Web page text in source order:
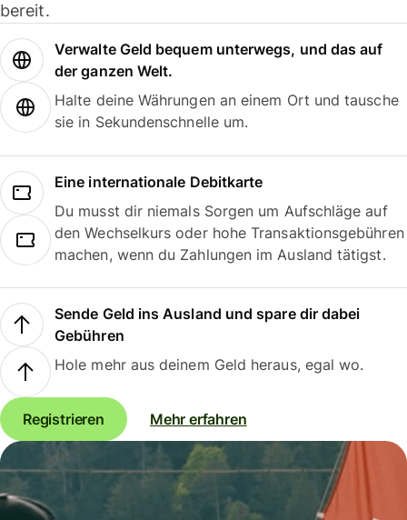
bereit.
Verwalte Geld bequem unterwegs, und das auf
der ganzen Welt.
Halte deine Währungen an einem Ort und tausche
sie in Sekundenschnelle um.
Eine internationale Debitkarte
Du musst dir niemals Sorgen um Aufschläge auf
den Wechselkurs oder hohe Transaktionsgebühren
machen, wenn du Zahlungen im Ausland tätigst.
Sende Geld ins Ausland und spare dir dabei
Gebühren
Hole mehr aus deinem Geld heraus, egal wo.
Registrieren Mehr erfahren